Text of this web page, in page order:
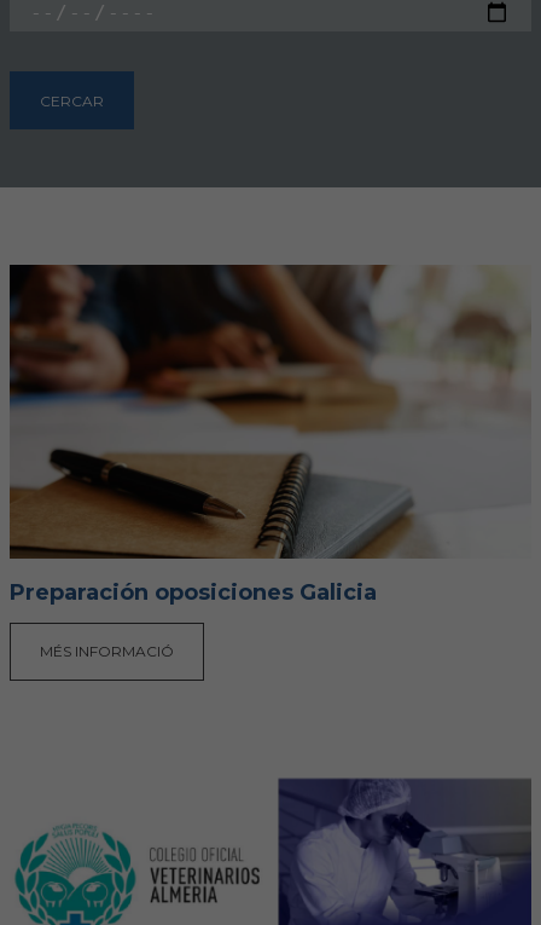
IDENTIFICACIÓ ANIMAL
Guia Responsable
Salut animal i salut pública
CONTACTE
CERCAR
Preparación oposiciones Galicia
MÉS INFORMACIÓ